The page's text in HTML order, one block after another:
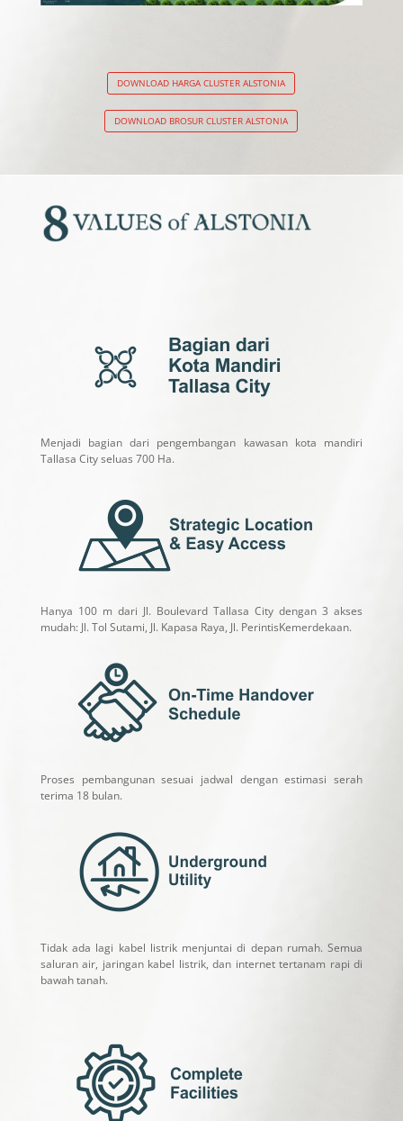
DOWNLOAD HARGA CLUSTER ALSTONIA
DOWNLOAD BROSUR CLUSTER ALSTONIA
Menjadi bagian dari pengembangan kawasan kota mandiri
Tallasa City seluas 700 Ha.
Hanya 100 m dari Jl. Boulevard Tallasa City dengan 3 akses
mudah: Jl. Tol Sutami, Jl. Kapasa Raya, Jl. PerintisKemerdekaan.
Proses pembangunan sesuai jadwal dengan estimasi serah
terima 18 bulan.
Tidak ada lagi kabel listrik menjuntai di depan rumah. Semua
saluran air, jaringan kabel listrik, dan internet tertanam rapi di
bawah tanah.